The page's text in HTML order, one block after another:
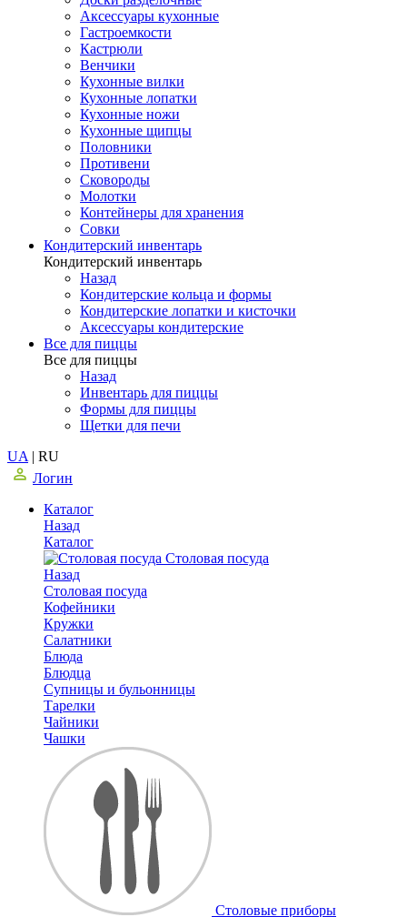
Аксессуары кухонные
Гастроемкости
Кастрюли
Венчики
Кухонные вилки
Кухонные лопатки
Кухонные ножи
Кухонные щипцы
Половники
Противени
Сковороды
Молотки
Контейнеры для хранения
Совки
Кондитерский инвентарь
Кондитерский инвентарь
Назад
Кондитерские кольца и формы
Кондитерские лопатки и кисточки
Аксессуары кондитерские
Все для пиццы
Все для пиццы
Назад
Инвентарь для пиццы
Формы для пиццы
Щетки для печи
UA | RU
Логин
Каталог
Назад
Каталог
Столовая посуда
Назад
Столовая посуда
Кофейники
Кружки
Салатники
Блюда
Блюдца
Супницы и бульонницы
Тарелки
Чайники
Чашки
Cтоловые приборы